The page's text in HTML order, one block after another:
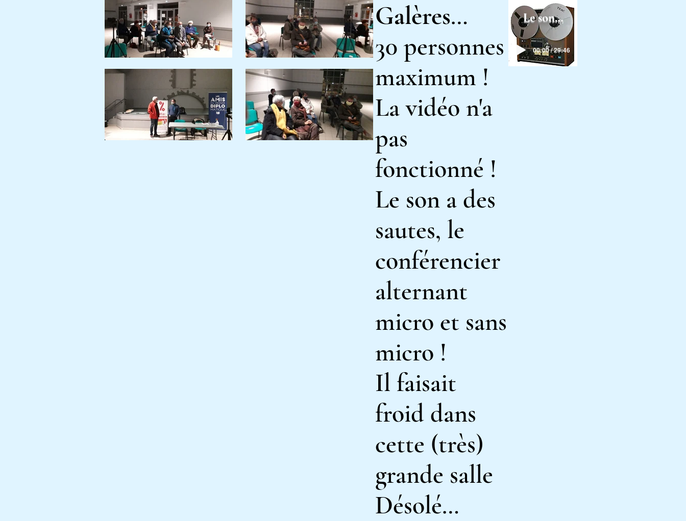
00:00 / 29:46
Le son…
Galères…
30 personnes
maximum !
La vidéo n'a
pas
fonctionné !
Le son a des
sautes, le
conférencier
alternant
micro et sans
micro !
Il faisait
froid dans
cette (très)
grande salle
Désolé…